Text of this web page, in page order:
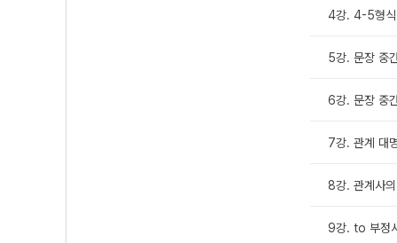
4강. 4-5형식
5강. 문장 중
6강. 문장 중
7강. 관계 대
8강. 관계사
9강. to 부정